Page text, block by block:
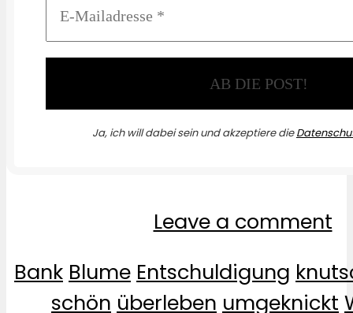
Ja, ich will dabei sein und akzeptiere die
Leave a comment
Bank Blume Entschuldigung
schön überleben umgeknickt